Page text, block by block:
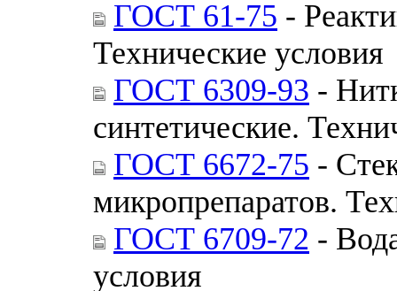
ГОСТ 61-75 -
Технические условия
ГОСТ 6309-93 -
синтетические.
ГОСТ 6672-75 -
микропрепаратов.
ГОСТ 6709-72 -
условия